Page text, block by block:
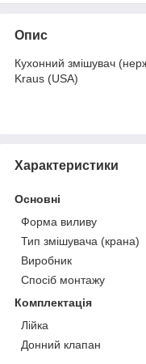
Опис
Кухонний змішувач
Kraus (USA)
Характеристики
Основні
Форма виливу
Тип змішувача (крана)
Виробник
Спосіб монтажу
Комплектація
Лійка
Донний клапан